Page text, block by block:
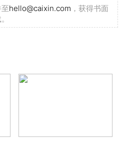
hello@caixin.com ，获得书面